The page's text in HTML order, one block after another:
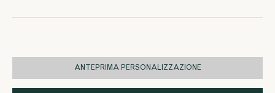
ANTEPRIMA PERSONALIZZAZIONE